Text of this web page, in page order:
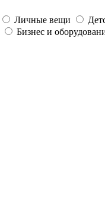
Личные вещи
Бизнес и